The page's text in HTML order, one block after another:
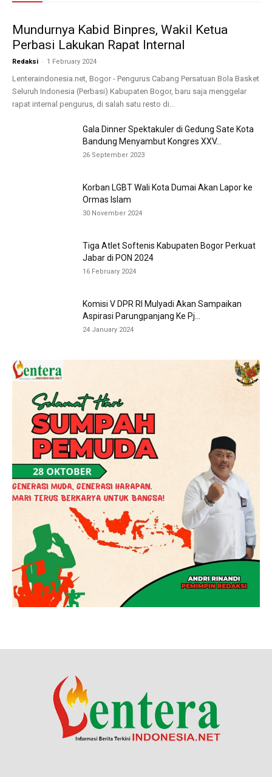
Mundurnya Kabid Binpres, Wakil Ketua
Perbasi Lakukan Rapat Internal
Redaksi - 1 February 2024
Lenteraindonesia.net, Bogor - Pengurus Cabang Persatuan Bola Basket
Seluruh Indonesia (Perbasi) Kabupaten Bogor, baru saja menggelar
rapat internal pengurus, di salah satu resto di...
Gala Dinner Spektakuler di Gedung Sate Kota
Bandung Menyambut Kongres XXV...
26 September 2023
Korban LGBT Wali Kota Dumai Akan Lapor ke
Ormas Islam
30 November 2024
Tiga Atlet Softenis Kabupaten Bogor Perkuat
Jabar di PON 2024
16 February 2024
Komisi V DPR RI Mulyadi Akan Sampaikan
Aspirasi Parungpanjang Ke Pj...
24 January 2024